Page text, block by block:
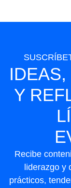
Y
Recibe
liderazgo y
prácticos,